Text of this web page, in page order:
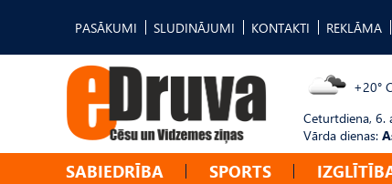
PASĀKUMI SLUDINĀJUMI KONTAKTI REKLĀMA
+20°
Ceturtdiena, 6.
Vārda dienas:
SABIEDRĪBA SPORTS